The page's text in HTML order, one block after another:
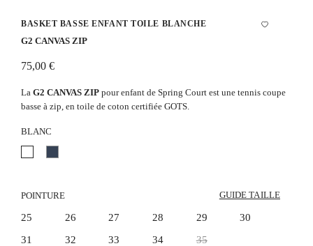
BASKET BASSE ENFANT TOILE BLANCHE
G2 CANVAS ZIP
75,00 €
La G2 CANVAS ZIP pour enfant de Spring Court est une tennis coupe
basse à zip, en toile de coton certifiée GOTS.
BLANC
POINTURE
25 26 27 28 29
30
31
32 33 34 35
GUIDE TAILLE